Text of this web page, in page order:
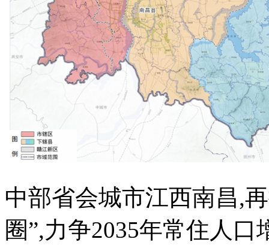
中部省会城市江西南昌,
圈”,力争2035年常住人